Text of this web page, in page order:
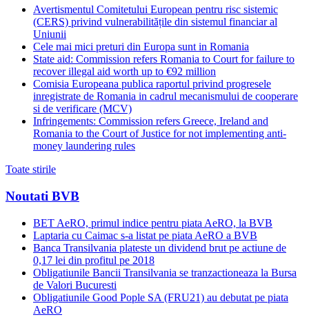
Avertismentul Comitetului European pentru risc sistemic
(CERS) privind vulnerabilitățile din sistemul financiar al
Uniunii
Cele mai mici preturi din Europa sunt in Romania
State aid: Commission refers Romania to Court for failure to
recover illegal aid worth up to €92 million
Comisia Europeana publica raportul privind progresele
inregistrate de Romania in cadrul mecanismului de cooperare
si de verificare (MCV)
Infringements: Commission refers Greece, Ireland and
Romania to the Court of Justice for not implementing anti-
money laundering rules
Toate stirile
Noutati BVB
BET AeRO, primul indice pentru piata AeRO, la BVB
Laptaria cu Caimac s-a listat pe piata AeRO a BVB
Banca Transilvania plateste un dividend brut pe actiune de
0,17 lei din profitul pe 2018
Obligatiunile Bancii Transilvania se tranzactioneaza la Bursa
de Valori Bucuresti
Obligatiunile Good Pople SA (FRU21) au debutat pe piata
AeRO